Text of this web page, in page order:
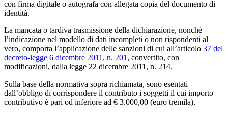
con firma digitale o autografa con allegata copia del documento di
identità.
La mancata o tardiva trasmissione della dichiarazione, nonché
l’indicazione nel modello di dati incompleti o non rispondenti al
vero, comporta l’applicazione delle sanzioni di cui all’articolo 37 del
decreto-legge 6 dicembre 2011, n. 201 , convertito, con
modificazioni, dalla legge 22 dicembre 2011, n. 214.
Sulla base della normativa sopra richiamata, sono esentati
dall’obbligo di corrispondere il contributo i soggetti il cui importo
contributivo è pari od inferiore ad € 3.000,00 (euro tremila).